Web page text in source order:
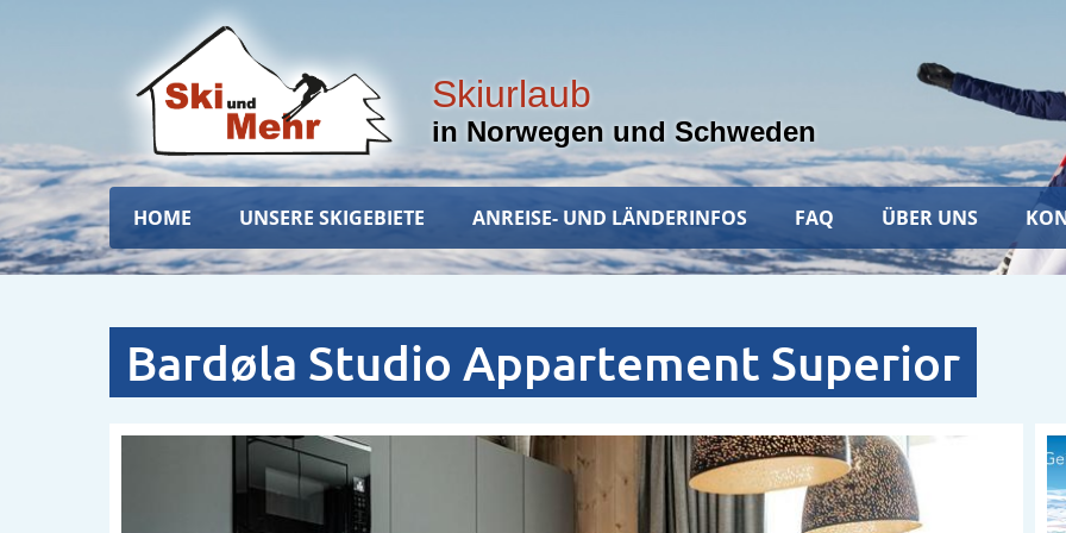
Skiurlaub
in Norwegen und Schweden
Hauptnavigation
HOME UNSERE SKIGEBIETE ANREISE- UND LÄNDERINFOS FAQ ÜBER UNS
Bardøla Studio Appartement Superior